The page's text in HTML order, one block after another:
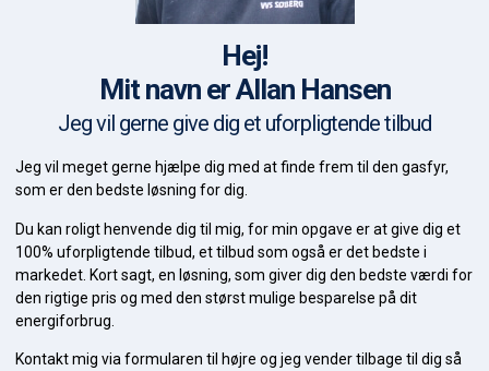
Hej!
Mit navn er Allan Hansen
Jeg vil gerne give dig et uforpligtende tilbud
Jeg vil meget gerne hjælpe dig med at finde frem til den gasfyr,
som er den bedste løsning for dig.
Du kan roligt henvende dig til mig, for min opgave er at give dig et
100% uforpligtende tilbud, et tilbud som også er det bedste i
markedet. Kort sagt, en løsning, som giver dig den bedste værdi for
den rigtige pris og med den størst mulige besparelse på dit
energiforbrug.
Kontakt mig via formularen til højre og jeg vender tilbage til dig så